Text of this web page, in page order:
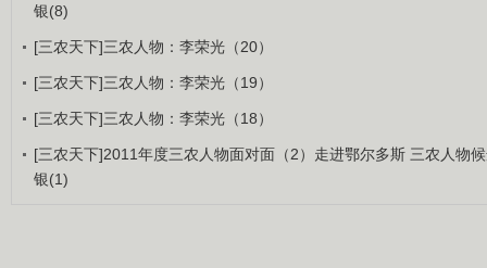
银(8)
[三农天下]三农人物：李荣光（20）
[三农天下]三农人物：李荣光（19）
[三农天下]三农人物：李荣光（18）
[三农天下]2011年度三农人物面对面（2）走进鄂尔多斯 三农人物
银(1)